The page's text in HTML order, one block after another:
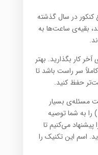
کنکور در سال گذشته
بقیه‌ی ساعت‌ها به
کار بگذارید. بهتر
سر راست باشد تا
حفظ کنید.
مسئله‌ی بسیار
به شما توصیه
می‌کنیم تا
اسم این تکنیک را